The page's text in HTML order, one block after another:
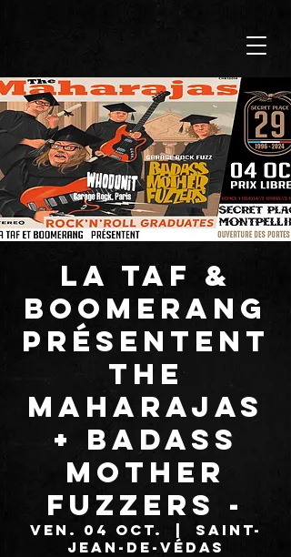
La TAF &
BOOMERANG
présentent
THE
MAHARAJAS
+ BADASS
MOTHER
FUZZERS -
ven. 04 oct.
Saint-
Jean-de-Védas